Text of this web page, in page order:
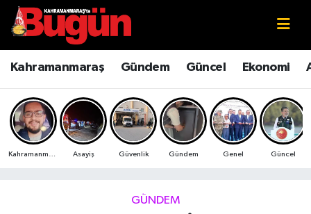
Kahramanmaraş Gündem Güncel Ekonomi
Asayiş Güvenlik Gündem Genel Güncel
GÜNDEM
Kahramanmaraş
Kahramanmaraş Sokak Röportajları
Bilim ve Teknoloji
Çevre
Kahramanmaraş Nöbetçi Eczaneler
Kahramanmaraş Hava Durumu
Kahramanmaraş Namaz Vakitleri
Kahramanmaraş Trafik Yoğunluk Haritası
Süper Lig Puan Durumu ve Fikstür